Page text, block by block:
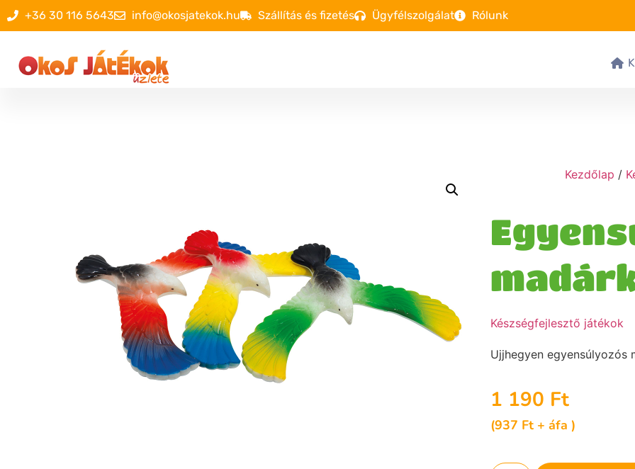
+36 30 116 5643 info@okosjatekok.hu Szállítás és fizetés Ügyfélszolgálat Rólunk
Kezdőlap /
Készségfejlesztő játékok
Ujjhegyen egyensúlyozós
1 190 Ft
(937 Ft + áfa )